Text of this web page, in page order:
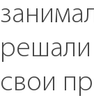
решали
свои